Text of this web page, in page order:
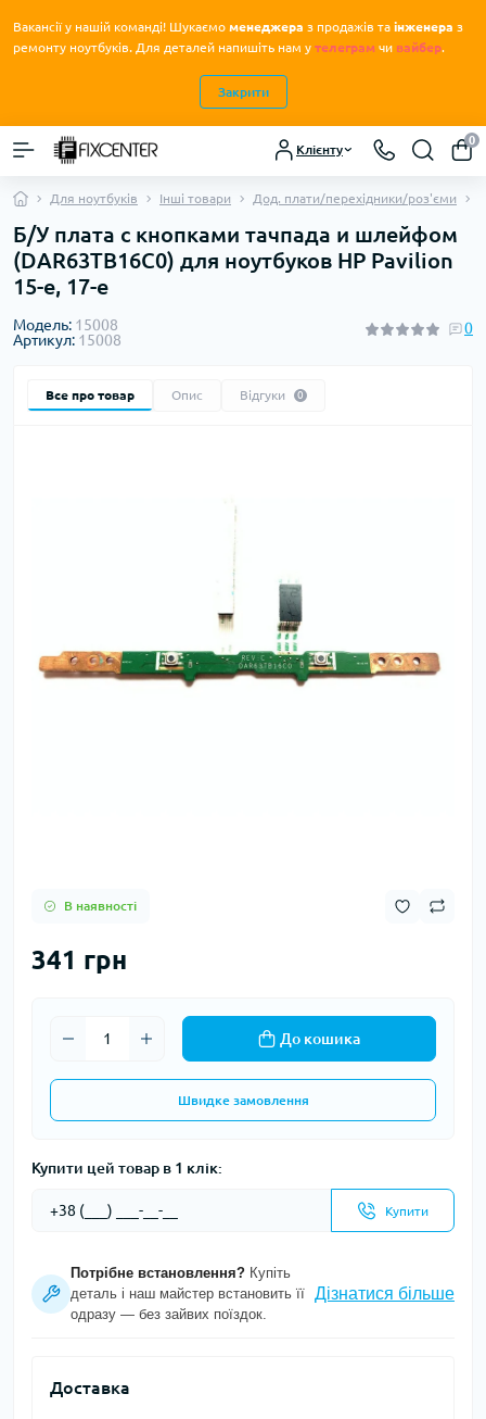
Вакансії у нашій команді! Шукаємо менеджера з продажів та інженера з
ремонту ноутбуків. Для деталей напишіть нам у телеграм чи вайбер.
Закрити
Клієнту
0
Для ноутбуків Інші товари Дод. плати/перехідники/роз'єми
Б/У плата с кнопками тачпада и шлейфом
(DAR63TB16C0) для ноутбуков HP Pavilion
15-e, 17-e
Модель: 15008
Артикул: 15008
0
Все про товар Опис Відгуки 0
В наявності
341 грн
До кошика
Швидке замовлення
Купити цей товар в 1 клік:
Купити
Потрібне встановлення? Купіть
деталь і наш майстер встановить її
одразу — без зайвих поїздок.
Дізнатися більше
Доставка